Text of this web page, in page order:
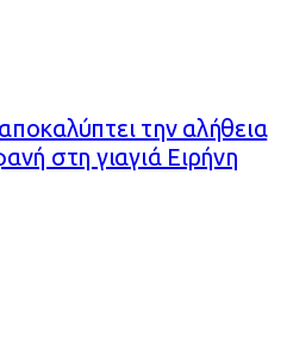
την αλήθεια
στη γιαγιά Ειρήνη